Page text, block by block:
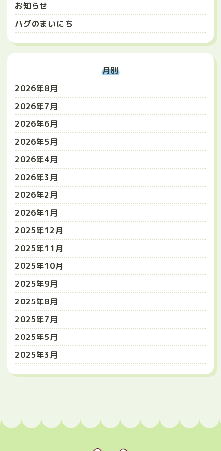
お知らせ
ハグのまいにち
月別
2026年8月
2026年7月
2026年6月
2026年5月
2026年4月
2026年3月
2026年2月
2026年1月
2025年12月
2025年11月
2025年10月
2025年9月
2025年8月
2025年7月
2025年5月
2025年3月